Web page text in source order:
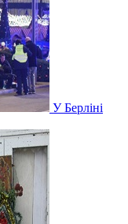
У Берліні